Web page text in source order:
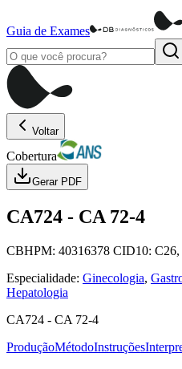
Guia de Exames
Voltar
Cobertura
Gerar PDF
CA724 - CA 72-4
CBHPM: 40316378 CID10:
Especialidade: Ginecologia,
Hepatologia
CA724 - CA 72-4
ProduçãoMétodoInstruções